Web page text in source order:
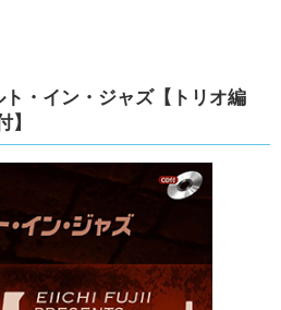
・イン・ジャズ【トリオ編
】